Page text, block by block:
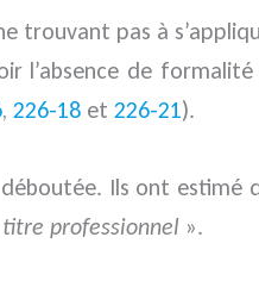
trouvant pas à
l’absence de
, 226-18 et 226-21).
Ils ont
professionnel ».